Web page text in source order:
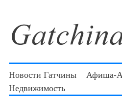
Новости Гатчины Афиша-
Недвижимость